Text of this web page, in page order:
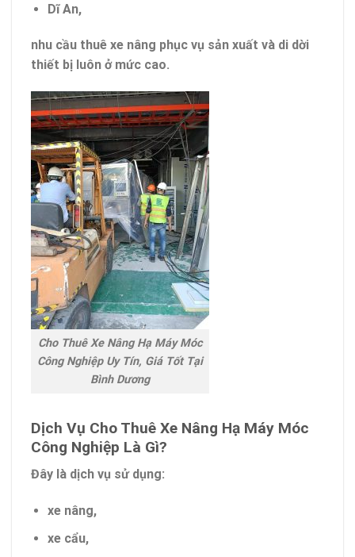
Dĩ An,
nhu cầu thuê xe nâng phục vụ sản xuất và di dời
thiết bị luôn ở mức cao.
Cho Thuê Xe Nâng Hạ Máy Móc
Công Nghiệp Uy Tín, Giá Tốt Tại
Bình Dương
Dịch Vụ Cho Thuê Xe Nâng Hạ Máy Móc
Công Nghiệp Là Gì?
Đây là dịch vụ sử dụng:
xe nâng,
xe cẩu,